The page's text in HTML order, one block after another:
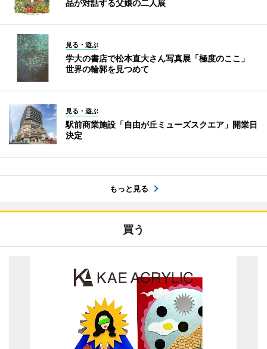
品が対話する父娘の二人展
見る・遊ぶ
学大の書店で松本直大さん写真展「極度のここ」
世界の輪郭を見つめて
見る・遊ぶ
駅前商業施設「自由が丘ミューズスクエア」開業日
決定
もっと見る
買う